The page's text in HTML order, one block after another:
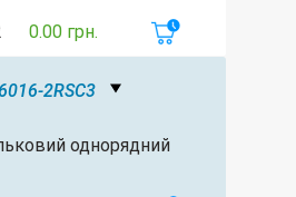
0.00 грн.
2RSC3
однорядний